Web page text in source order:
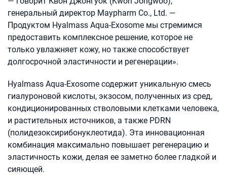
генеральный директор Maypharm Co., Ltd. —
Продуктом Hyalmass Aqua-Exosome мы стремимся
предоставить комплексное решение, которое не
только увлажняет кожу, но также способствует
долгосрочной эластичности и регенерации».
Hyalmass Aqua-Exosome содержит уникальную смесь
гиалуроновой кислоты, экзосом, полученных из сред,
кондиционированных стволовыми клетками человека,
и растительных источников, а также PDRN
(полидезоксирибонуклеотида). Эта инновационная
комбинация максимально повышает регенерацию и
эластичность кожи, делая ее заметно более гладкой и
сияющей.